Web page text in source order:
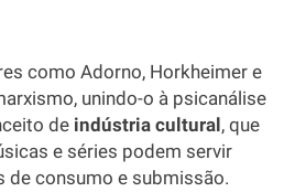
como Adorno, Horkheimer e
unindo-o à psicanálise
de indústria cultural, que
e séries podem servir
de consumo e submissão.